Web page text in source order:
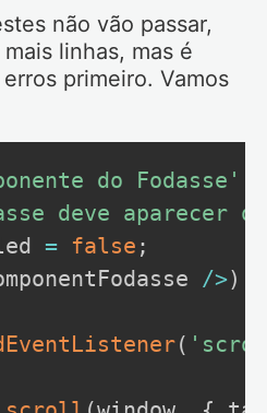
não vão passar,
linhas, mas é
primeiro. Vamos
do Fodasse'
deve aparecer
= false ;
/>)
(